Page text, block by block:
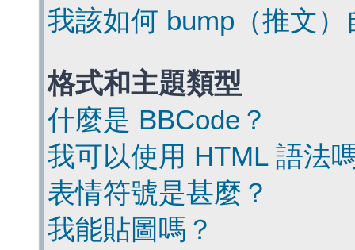
我該如何 bump（推文
格式和主題類型
什麼是 BBCode？
我可以使用 HTML 語法
表情符號是甚麼？
我能貼圖嗎？